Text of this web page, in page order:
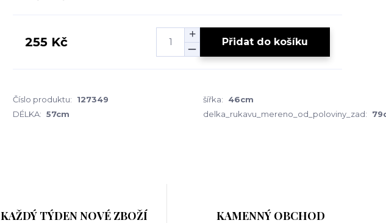
255 Kč Přidat do košíku
Číslo produktu: 127349 šířka:
46cm
DÉLKA: 57cm delka_rukavu_mereno_od_poloviny_zad:
KAŽDÝ TÝDEN NOVÉ ZBOŽÍ KAMENNÝ OBCHOD